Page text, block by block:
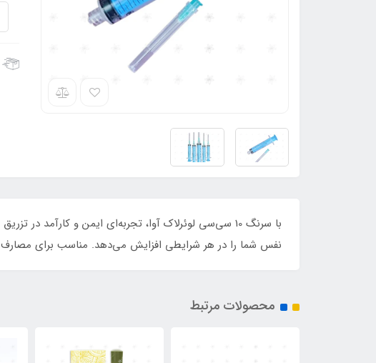
با سرنگ 10 سی‌سی لوئرلاک آوا، تجربه‌ای ایمن و
نفس شما را در هر شرایطی افزایش می‌دهد. مناسب برای مصارف
محصولات مرتبط